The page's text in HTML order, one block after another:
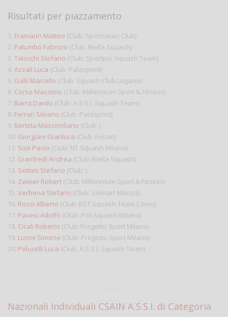
Risultati per piazzamento
1. Framarin Matteo (Club: Sportsman Club)
2. Palumbo Fabrizio (Club: Biella Squash)
3. Taiocchi Stefano (Club: Sportpiù Squash Team)
4. Azzali Luca (Club: Palasprint)
5. Galli Marcello (Club: Squash Club Lugano)
6. Corso Massimo (Club: Millennium Sport & Fitness)
7. Barra Danilo (Club: A.S.S.I. Squash Team)
8. Ferrari Silvano (Club: Palasprint)
9. Bertola Massimiliano (Club: )
10. Giorgiani Gianluca (Club: Forum)
11. Sioli Paolo (Club: NT Squash Milano)
12. Gianfredi Andrea (Club: Biella Squash)
13. Settimi Stefano (Club: )
14. Zweier Robert (Club: Millennium Sport & Fitness)
15. Verbena Stefano (Club: Selmart Monza)
16. Rossi Alberto (Club: BST Squash Team Como)
17. Pavesi Adolfo (Club: Poli Squash Milano)
18. Cicali Roberto (Club: Progetto Sport Milano)
19. Lusini Simone (Club: Progetto Sport Milano)
20. Pelucelli Luca (Club: A.S.S.I. Squash Team)
Nazionali Individuali CSAIN A.S.S.I. di Categoria